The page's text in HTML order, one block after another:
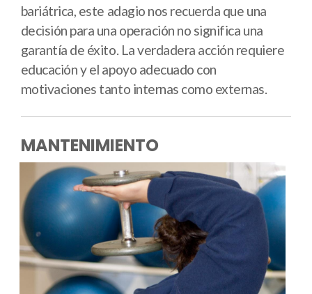
bariátrica, este adagio nos recuerda que una
decisión para una operación no significa una
garantía de éxito. La verdadera acción requiere
educación y el apoyo adecuado con
motivaciones tanto internas como externas.
MANTENIMIENTO